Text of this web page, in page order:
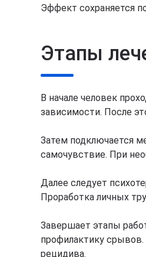
Эффект сохраняется
Этапы
В начале человек
зависимости. После
Затем подключается
самочувствие. При
Далее следует
Проработка личных
Завершает этапы
профилактику
рецидива.